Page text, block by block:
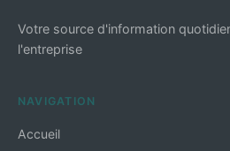
Votre source d'information
l'entreprise
NAVIGATION
Accueil